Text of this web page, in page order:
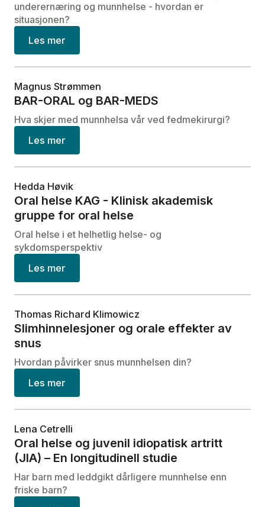
underernæring og munnhelse - hvordan er
situasjonen?
Les mer
Magnus Strømmen
BAR-ORAL og BAR-MEDS
Hva skjer med munnhelsa vår ved fedmekirurgi?
Les mer
Hedda Høvik
Oral helse KAG - Klinisk akademisk
gruppe for oral helse
Oral helse i et helhetlig helse- og
sykdomsperspektiv
Les mer
Thomas Richard Klimowicz
Slimhinnelesjoner og orale effekter av
snus
Hvordan påvirker snus munnhelsen din?
Les mer
Lena Cetrelli
Oral helse og juvenil idiopatisk artritt
(JIA) – En longitudinell studie
Har barn med leddgikt dårligere munnhelse enn
friske barn?